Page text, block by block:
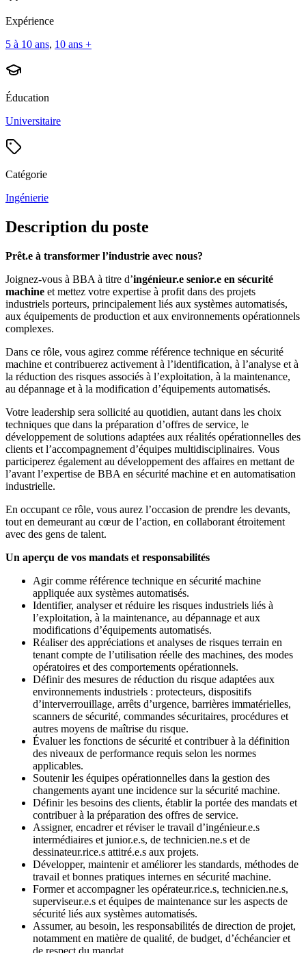
Expérience
5 à 10 ans, 10 ans +
Éducation
Universitaire
Catégorie
Ingénierie
Description du poste
Prêt.e à transformer l’industrie avec nous?
Joignez-vous à BBA à titre d’ingénieur.e senior.e en sécurité
machine et mettez votre expertise à profit dans des projets
industriels porteurs, principalement liés aux systèmes automatisés,
aux équipements de production et aux environnements opérationnels
complexes.
Dans ce rôle, vous agirez comme référence technique en sécurité
machine et contribuerez activement à l’identification, à l’analyse et à
la réduction des risques associés à l’exploitation, à la maintenance,
au dépannage et à la modification d’équipements automatisés.
Votre leadership sera sollicité au quotidien, autant dans les choix
techniques que dans la préparation d’offres de service, le
développement de solutions adaptées aux réalités opérationnelles des
clients et l’accompagnement d’équipes multidisciplinaires. Vous
participerez également au développement des affaires en mettant de
l’avant l’expertise de BBA en sécurité machine et en automatisation
industrielle.
En occupant ce rôle, vous aurez l’occasion de prendre les devants,
tout en demeurant au cœur de l’action, en collaborant étroitement
avec des gens de talent.
Un aperçu de vos mandats et responsabilités
Agir comme référence technique en sécurité machine
appliquée aux systèmes automatisés.
Identifier, analyser et réduire les risques industriels liés à
l’exploitation, à la maintenance, au dépannage et aux
modifications d’équipements automatisés.
Réaliser des appréciations et analyses de risques terrain en
tenant compte de l’utilisation réelle des machines, des modes
opératoires et des comportements opérationnels.
Définir des mesures de réduction du risque adaptées aux
environnements industriels : protecteurs, dispositifs
d’interverrouillage, arrêts d’urgence, barrières immatérielles,
scanners de sécurité, commandes sécuritaires, procédures et
autres moyens de maîtrise du risque.
Évaluer les fonctions de sécurité et contribuer à la définition
des niveaux de performance requis selon les normes
applicables.
Soutenir les équipes opérationnelles dans la gestion des
changements ayant une incidence sur la sécurité machine.
Définir les besoins des clients, établir la portée des mandats et
contribuer à la préparation des offres de service.
Assigner, encadrer et réviser le travail d’ingénieur.e.s
intermédiaires et junior.e.s, de technicien.ne.s et de
dessinateur.rice.s attitré.e.s aux projets.
Développer, maintenir et améliorer les standards, méthodes de
travail et bonnes pratiques internes en sécurité machine.
Former et accompagner les opérateur.rice.s, technicien.ne.s,
superviseur.e.s et équipes de maintenance sur les aspects de
sécurité liés aux systèmes automatisés.
Assumer, au besoin, les responsabilités de direction de projet,
notamment en matière de qualité, de budget, d’échéancier et
de respect du mandat.